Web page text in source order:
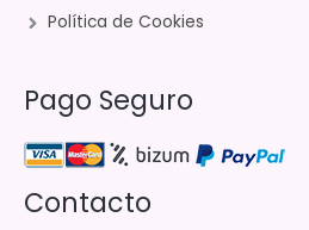
Política de Cookies
Pago Seguro
Contacto